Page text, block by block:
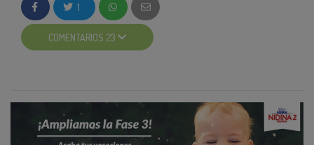
Las
características más valoradas por los
testadoresde NIDINA* 2 Premium son:
Nutrición
Optipro ( exclusiva de Nestlé).
Confianza de la Marca.
Fomenta el crecimiento adecuado del bebe.
1
COMENTARIOS 23